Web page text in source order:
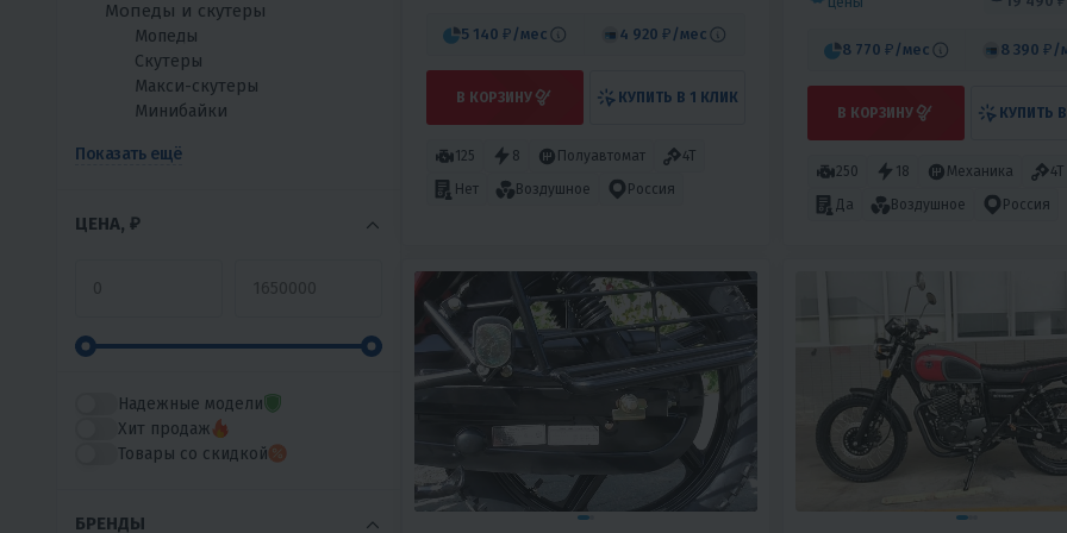
Мопеды и скутеры
Мопеды
Скутеры
Макси-скутеры
Минибайки
Показать ещё
ЦЕНА, ₽
Надежные модели
Хит продаж
Товары со скидкой
БРЕНДЫ
5 140 ₽ /мес 4 920 ₽ /мес
В КОРЗИНУ КУПИТЬ В 1 КЛИК
125 8 Полуавтомат
4T
Нет
Воздушное Россия
8 770 ₽ /мес 8 390 ₽ /
В КОРЗИНУ КУПИТЬ
250 18 Механика
4T
Да
Воздушное Россия